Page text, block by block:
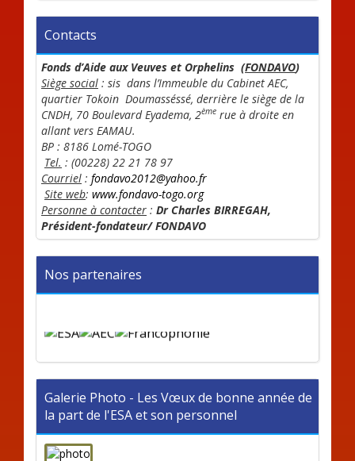
Contacts
Fonds d’Aide aux Veuves et Orphelins (FONDAVO)
Siège social : sis dans l’Immeuble du Cabinet AEC,
quartier Tokoin Doumasséssé, derrière le siège de la
CNDH, 70 Boulevard Eyadema, 2ème rue à droite en
allant vers EAMAU.
BP : 8186 Lomé-TOGO
Tel. : (00228) 22 21 78 97
Courriel : fondavo2012@yahoo.fr
Site web: www.fondavo-togo.org
Personne à contacter : Dr Charles BIRREGAH,
Président-fondateur/ FONDAVO
Nos partenaires
Galerie Photo - Les Vœux de bonne année de
la part de l'ESA et son personnel